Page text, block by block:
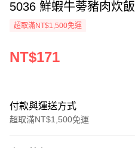
5036 鮮蝦牛蒡豬肉炊飯
超取滿NT$1,500免運
NT$171
付款與運送方式
超取滿NT$1,500免運